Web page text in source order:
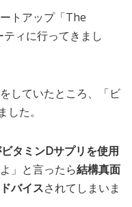
トアップ「The
ィに行ってきまし
していたところ、「ビ
た。
タミンDサプリを使用
」と言ったら結構真面
バイスされてしまいま